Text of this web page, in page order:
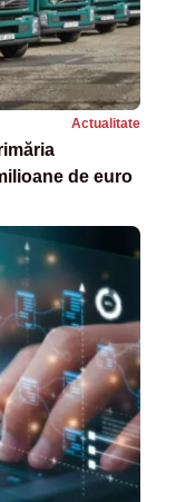
Actualitate
de euro